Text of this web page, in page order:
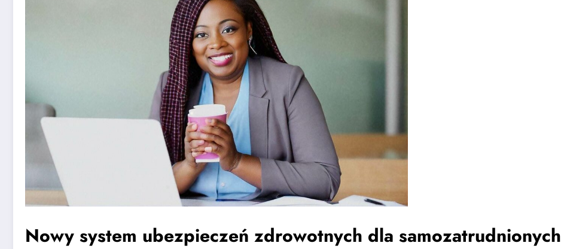
Nowy system ubezpieczeń zdrowotnych dla samozatrudnionych